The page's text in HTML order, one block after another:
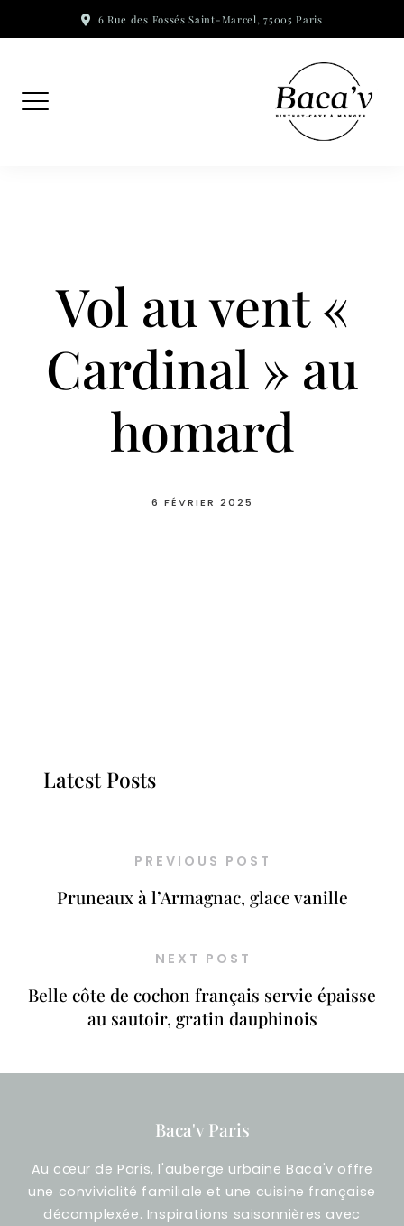
to
6 Rue des Fossés Saint-Marcel, 75005 Paris
Vol au vent «
Cardinal » au
homard
6 FÉVRIER 2025
Latest Posts
PREVIOUS POST
Pruneaux à l’Armagnac, glace vanille
NEXT POST
Belle côte de cochon français servie épaisse
au sautoir, gratin dauphinois
Baca'v Paris
Au cœur de Paris, l'auberge urbaine Baca'v offre
une convivialité familiale et une cuisine française
décomplexée. Inspirations saisonnières avec